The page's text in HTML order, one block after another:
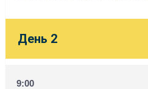
День 2
9:00